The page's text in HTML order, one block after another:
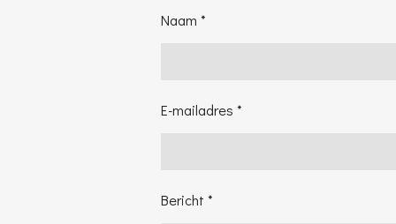
Naam *
E-mailadres *
Bericht *